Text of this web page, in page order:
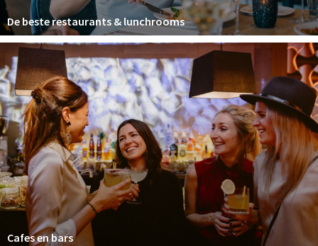
Musea, theaters & podia
Uitjes & activiteiten
Toeristische routes
Natuurgebieden
Baroniepoorten
Sport
Privacy
Inloggen
De beste restaurants & lunchrooms
Cafes en bars